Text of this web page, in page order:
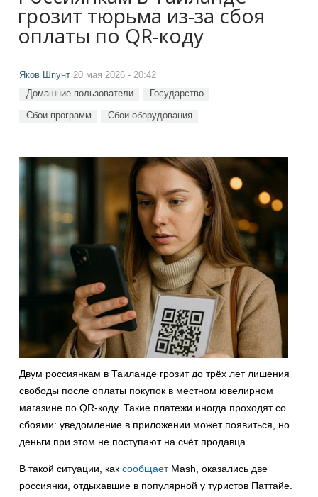
грозит тюрьма из-за сбоя
оплаты по QR-коду
Яков Шпунт 20 мая 2026 - 20:42
Домашние пользователи Государство
Сбои программ Сбои оборудования
Двум россиянкам в Таиланде грозит до трёх лет лишения
свободы после оплаты покупок в местном ювелирном
магазине по QR-коду. Такие платежи иногда проходят со
сбоями: уведомление в приложении может появиться, но
деньги при этом не поступают на счёт продавца.
В такой ситуации, как сообщаетMash, оказались две
россиянки, отдыхавшие в популярной у туристов Паттайе.